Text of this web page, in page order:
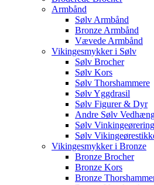
Armbånd
Sølv Armbånd
Bronze Armbånd
Vævede Armbånd
Vikingesmykker i Sølv
Sølv Brocher
Sølv Kors
Sølv Thorshammere
Sølv Yggdrasil
Sølv Figurer & Dyr
Andre Sølv
Sølv
Sølv
Vikingesmykker i Bronze
Bronze Brocher
Bronze Kors
Bronze